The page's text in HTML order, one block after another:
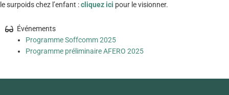
le surpoids chez l’enfant :cliquez ici pour le visionner.
Événements
Programme Soffcomm 2025
Programme préliminaire AFERO 2025